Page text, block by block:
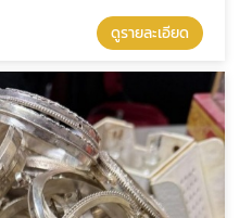
ดูรายละเอียด